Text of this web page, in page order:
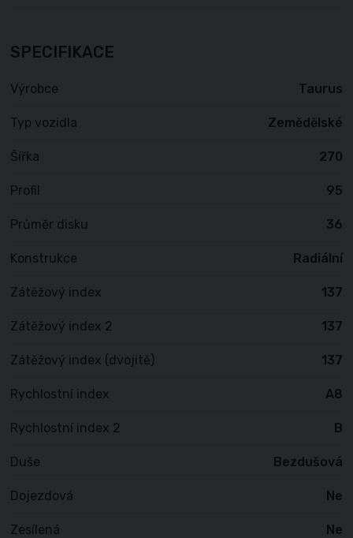
SPECIFIKACE
Výrobce Taurus
Typ vozidla Zemědělské
Šířka 270
Profil 95
Průměr disku 36
Konstrukce Radiální
Zátěžový index 137
Zátěžový index 2 137
Zátěžový index (dvojitě) 137
Rychlostní index A8
Rychlostní index 2 B
Duše Bezdušová
Dojezdová Ne
Zesílená Ne